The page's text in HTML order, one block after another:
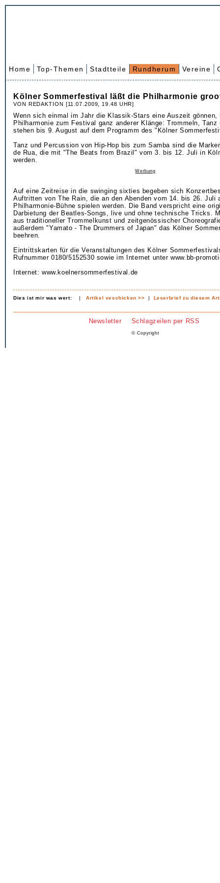
Home Top-Themen Stadtteile Rundherum Vereine
Kölner Sommerfestival läßt die Philharmonie
VON REDAKTION [11.07.2009, 19.48 UHR]
Wenn sich einmal im Jahr die Klassik-Stars eine Auszeit gönnen,
Philharmonie zum Festival ganz anderer Klänge: Trommeln,
stehen bis 9. August auf dem Programm des "Kölner
Tanz und Percussion von Hip-Hop bis zum Samba sind die
de Rua, die mit "The Beats from Brazil" vom 3. bis 12. Juli in
werden.
Werbung
Auf eine Zeitreise in die swinging sixties begeben sich
Auftritten von The Rain, die an den Abenden vom 14. bis 26. Juli
Philharmonie-Bühne spielen werden. Die Band verspricht eine
Darbietung der Beatles-Songs, live und ohne technische Tricks.
aus traditioneller Trommelkunst und zeitgenössischer
außerdem "Yamato - The Drummers of Japan" das Kölner
beehren.
Eintrittskarten für die Veranstaltungen des Kölner
Rufnummer 0180/5152530 sowie im Internet unter www.bb-
Internet: www.koelnersommerfestival.de
Dies ist mir was wert: |Artikel veschicken >> | Leserbrief zu diesem
Newsletter Schlagzeilen per RSS
© Copyright